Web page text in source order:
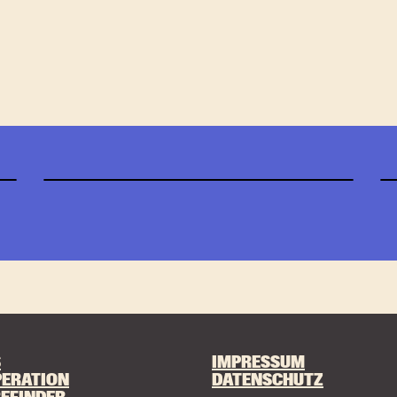
IMPRESSUM
DATENSCHUTZ